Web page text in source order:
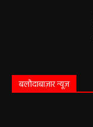
बलौदाबाज़ार न्यूज़